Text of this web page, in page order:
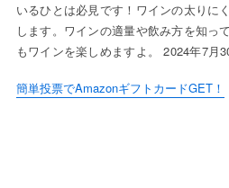
いるひとは必見です！ワインの太りに
します。ワインの適量や飲み方を知っ
もワインを楽しめますよ。 2024年7月
簡単投票でAmazonギフトカードGET！